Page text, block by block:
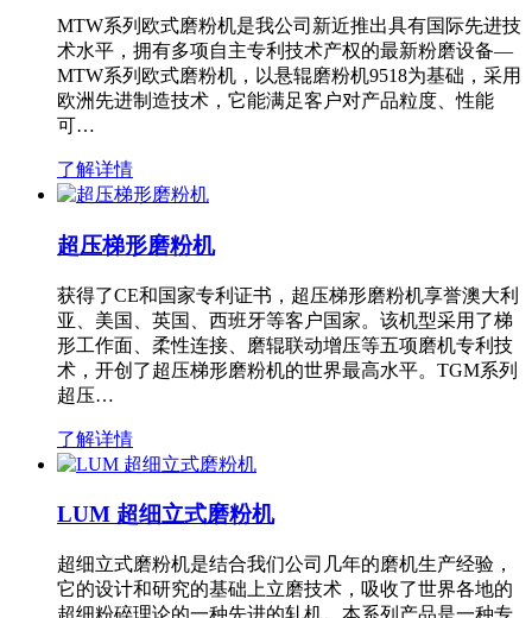
MTW系列欧式磨粉机是我公司新近推出具有国际先进技
术水平，拥有多项自主专利技术产权的最新粉磨设备—
MTW系列欧式磨粉机，以悬辊磨粉机9518为基础，采用
欧洲先进制造技术，它能满足客户对产品粒度、性能
可…
了解详情
超压梯形磨粉机
获得了CE和国家专利证书，超压梯形磨粉机享誉澳大利
亚、美国、英国、西班牙等客户国家。该机型采用了梯
形工作面、柔性连接、磨辊联动增压等五项磨机专利技
术，开创了超压梯形磨粉机的世界最高水平。TGM系列
超压…
了解详情
LUM 超细立式磨粉机
超细立式磨粉机是结合我们公司几年的磨机生产经验，
它的设计和研究的基础上立磨技术，吸收了世界各地的
超细粉碎理论的一种先进的轧机。本系列产品是一种专